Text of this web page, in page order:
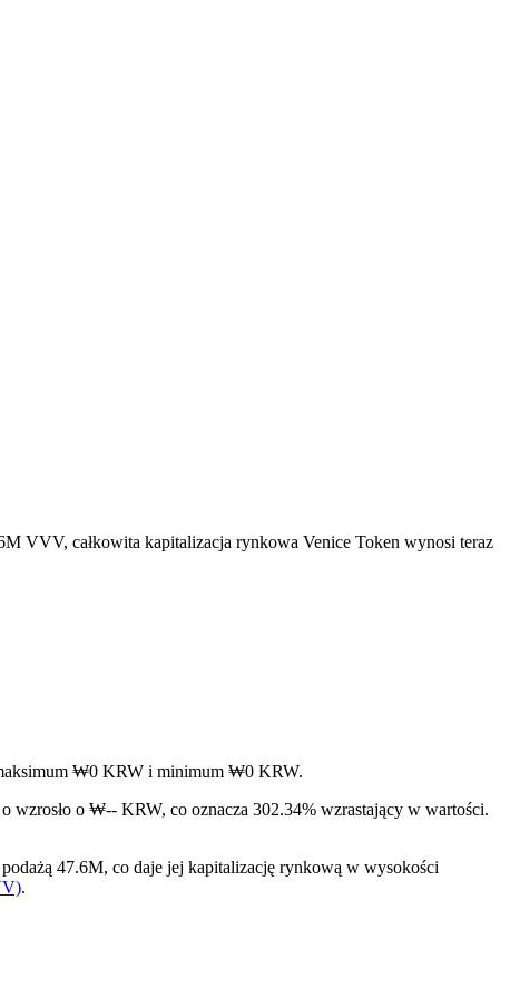
VVV, całkowita kapitalizacja rynkowa Venice Token wynosi teraz
₩0 KRW i minimum ₩0 KRW.
wzrosło o ₩-- KRW, co oznacza 302.34% wzrastający w wartości.
47.6M, co daje jej kapitalizację rynkową w wysokości
.